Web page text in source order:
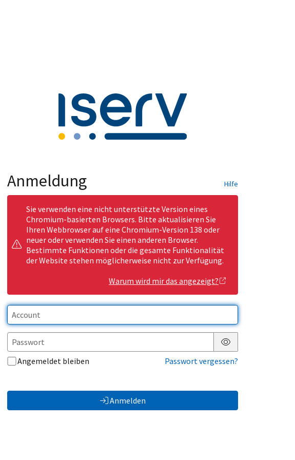
Anmeldung Hilfe
Sie verwenden eine nicht unterstützte Version eines
Chromium-basierten Browsers. Bitte aktualisieren Sie
Ihren Webbrowser auf eine Chromium-Version 138 oder
neuer oder verwenden Sie einen anderen Browser.
Bestimmte Funktionen oder die gesamte Funktionalität
der Website stehen möglicherweise nicht zur Verfügung.
Warum wird mir das angezeigt?
Passwort anzeigen
Angemeldet bleiben
Passwort vergessen?
Anmelden